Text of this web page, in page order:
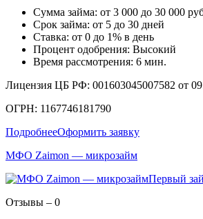
Сумма займа: от 3 000 до 30 000
Срок займа: от 5 до 30 дней
Ставка: от 0 до 1% в день
Процент одобрения: Высокий
Время рассмотрения: 6 мин.
Лицензия ЦБ РФ: 001603045007582 от
ОГРН: 1167746181790
ПодробнееОформить заявку
МФО Zaimon — микрозайм
Первый
Отзывы – 0